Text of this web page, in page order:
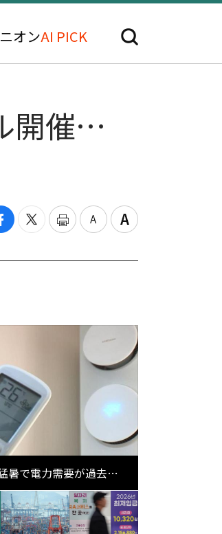
オンAI PICK
開催…
暑で電力需要が過去最
性に需給対応体制を点